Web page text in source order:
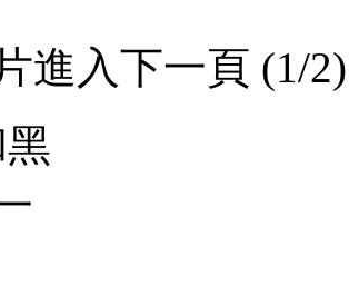
進入下一頁 (1/2)